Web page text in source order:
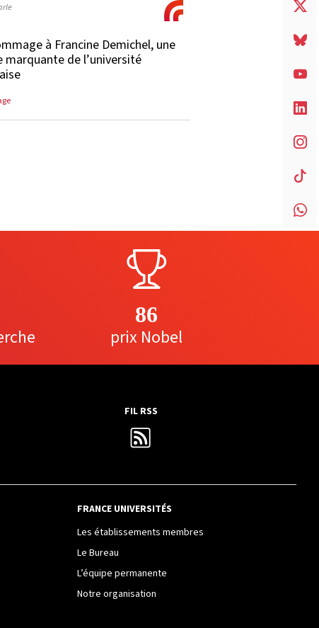
à Francine Demichel, une
marquante de l’université
86
prix Nobel
FIL RSS
FRANCE UNIVERSITÉS
Les établissements membres
Le Bureau
L’équipe permanente
Notre organisation